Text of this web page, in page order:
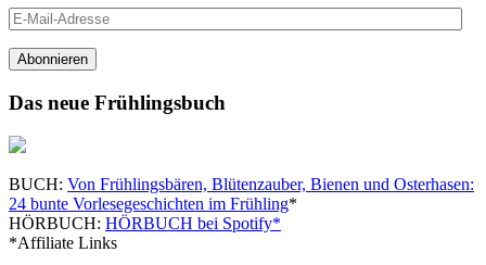
E-
Mail-
Adresse
Abonnieren
Das neue Frühlingsbuch
BUCH: Von Frühlingsbären, Blütenzauber, Bienen und Osterhasen:
24 bunte Vorlesegeschichten im Frühling*
HÖRBUCH: HÖRBUCH bei Spotify*
*Affiliate Links